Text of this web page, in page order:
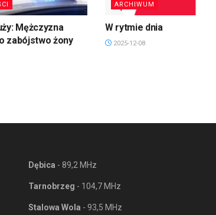
Mężczyzna
zabójstwo żony
ARCHIWUM
W rytmie dnia
2025-12-08
Dębica - 89,2 MHz
Tarnobrzeg - 104,7 MHz
Stalowa Wola - 93,5 MHz